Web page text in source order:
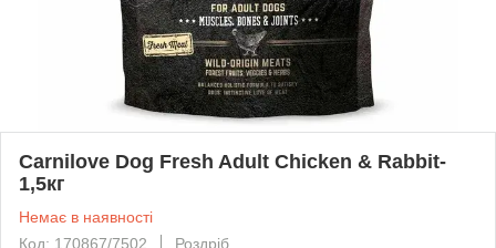
Carnilove Dog Fresh Adult Chicken & Rabbit-
1,5кг
Немає в наявності
Код: 170867/7502
Роздріб